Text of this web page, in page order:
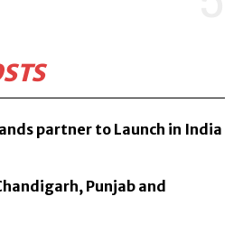
partner to Launch in India
Punjab and